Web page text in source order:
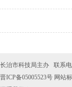
长治市科技局主办 联系电
晋ICP备05005523号 网站